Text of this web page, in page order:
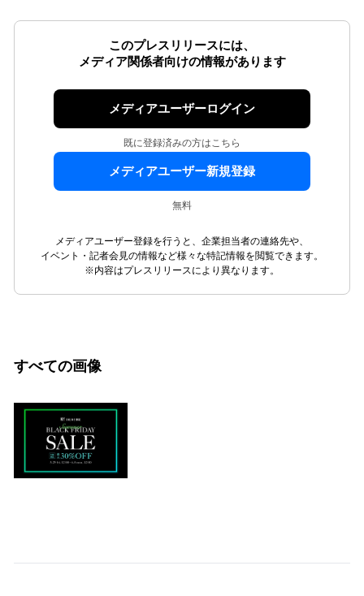
このプレスリリースには、
メディア関係者向けの情報があります
メディアユーザーログイン
既に登録済みの方はこちら
メディアユーザー新規登録
無料
メディアユーザー登録を行うと、企業担当者の連絡先や、
イベント・記者会見の情報など様々な特記情報を閲覧できます。
※内容はプレスリリースにより異なります。
すべての画像